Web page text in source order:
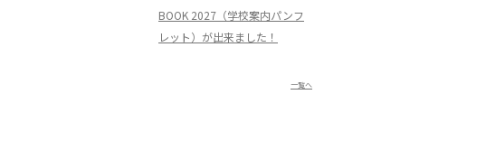
BOOK 2027（学校案内パンフ
レット）が出来ました！
一覧へ